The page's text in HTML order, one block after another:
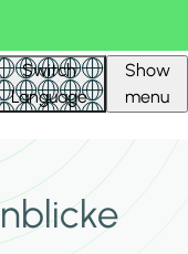
Switch
Language
Show
menu